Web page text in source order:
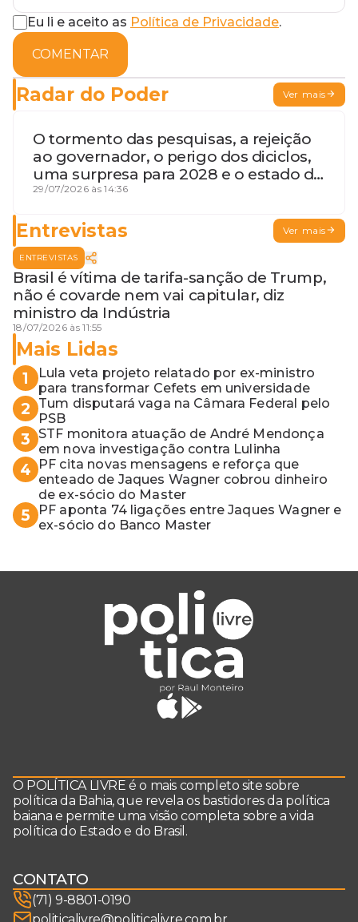
Eu li e aceito as Política de Privacidade.
COMENTAR
Radar do Poder Ver mais
O tormento das pesquisas, a rejeição
ao governador, o perigo dos diciclos,
uma surpresa para 2028 e o estado de
terceira guerra mundial
29/07/2026 às 14:36
Entrevistas Ver mais
ENTREVISTAS
Brasil é vítima de tarifa-sanção de Trump,
não é covarde nem vai capitular, diz
ministro da Indústria
18/07/2026 às 11:55
Mais Lidas
1
Lula veta projeto relatado por ex-ministro
para transformar Cefets em universidade
2
Tum disputará vaga na Câmara Federal pelo
PSB
3
STF monitora atuação de André Mendonça
em nova investigação contra Lulinha
4
PF cita novas mensagens e reforça que
enteado de Jaques Wagner cobrou dinheiro
de ex-sócio do Master
5
PF aponta 74 ligações entre Jaques Wagner e
ex-sócio do Banco Master
O POLÍTICA LIVRE é o mais completo site sobre
política da Bahia, que revela os bastidores da política
baiana e permite uma visão completa sobre a vida
política do Estado e do Brasil.
CONTATO
(71) 9-8801-0190